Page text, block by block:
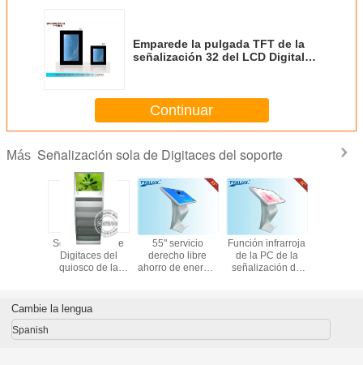
Emparede la pulgada TFT de la
señalización 32 del LCD Digital
Continuar
Más Señalización sola de Digitaces del soporte
del
Señalización de
Digitaces del
quiosco de la
periódico
55" servicio
derecho libre
ahorro de energía
Digital
Función infrarroja
de la PC de la
señalización de
del quiosco
Cambie la lengua
Spanish